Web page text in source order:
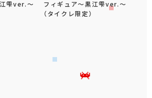
雫ver.～
フィギュア～黒江雫ver.～
（タイクレ限定）